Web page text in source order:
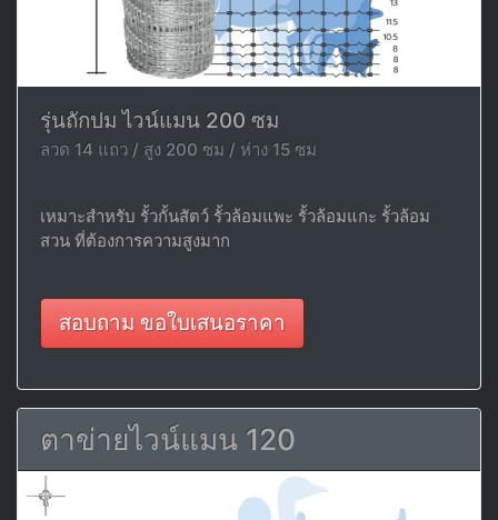
รุ่นถักปม ไวน์แมน 200 ซม
ลวด 14 แถว / สูง 200 ซม / ห่าง 15 ซม
เหมาะสำหรับ รั้วกั้นสัตว์ รั้วล้อมแพะ รั้วล้อมแกะ รั้วล้อม
สวน ที่ต้องการความสูงมาก
สอบถาม ขอใบเสนอราคา
ตาข่ายไวน์แมน 120